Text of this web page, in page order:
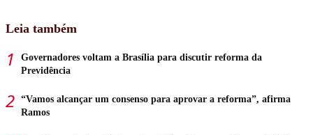
Leia também
Governadores voltam a Brasília para discutir reforma da
Previdência
“Vamos alcançar um consenso para aprovar a reforma”, afirma
Ramos